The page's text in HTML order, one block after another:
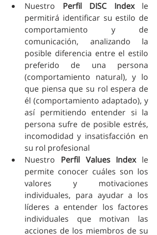
Nuestro Perfil DISC Index le
permitirá identificar su estilo de
comportamiento y de
comunicación, analizando la
posible diferencia entre el estilo
preferido de una persona
(comportamiento natural), y lo
que piensa que su rol espera de
él (comportamiento adaptado), y
así permitiendo entender si la
persona sufre de posible estrés,
incomodidad y insatisfacción en
su rol profesional
Nuestro Perfil Values Index le
permite conocer cuáles son los
valores y motivaciones
individuales, para ayudar a los
líderes a entender los factores
individuales que motivan las
acciones de los miembros de su